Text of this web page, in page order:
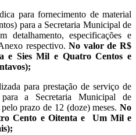
para fornecimento de material
para a Secretaria Municipal de
detalhamento, especificações e
respectivo.No valor de R$
e Sies Mil e Quatro Centos e
para prestação de serviço de
a Secretaria Municipal de
prazo de 12 (doze) meses. No
Cento e Oitenta e Um Mil e